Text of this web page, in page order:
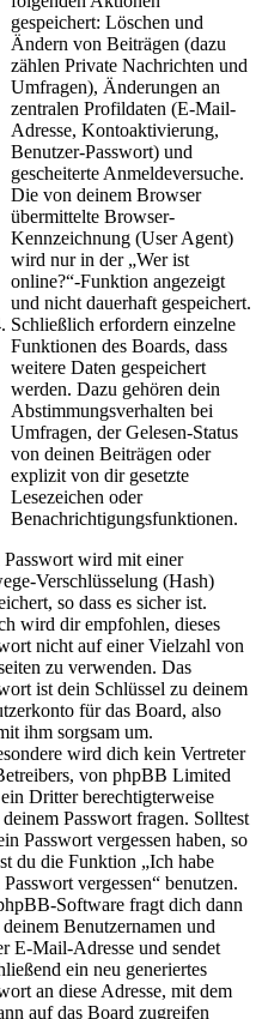
gespeichert: Löschen und
Ändern von Beiträgen (dazu
zählen Private Nachrichten und
Umfragen), Änderungen an
zentralen Profildaten (E-Mail-
Adresse, Kontoaktivierung,
Benutzer-Passwort) und
gescheiterte Anmeldeversuche.
Die von deinem Browser
übermittelte Browser-
Kennzeichnung (User Agent)
wird nur in der „Wer ist
online?“-Funktion angezeigt
und nicht dauerhaft gespeichert.
Schließlich erfordern einzelne
Funktionen des Boards, dass
weitere Daten gespeichert
werden. Dazu gehören dein
Abstimmungsverhalten bei
Umfragen, der Gelesen-Status
von deinen Beiträgen oder
explizit von dir gesetzte
Lesezeichen oder
Benachrichtigungsfunktionen.
wird mit einer
Verschlüsselung (Hash)
so dass es sicher ist.
wird dir empfohlen, dieses
nicht auf einer Vielzahl von
zu verwenden. Das
ist dein Schlüssel zu deinem
für das Board, also
ihm sorgsam um.
wird dich kein Vertreter
von phpBB Limited
Dritter berechtigterweise
deinem Passwort fragen. Solltest
Passwort vergessen haben, so
du die Funktion „Ich habe
vergessen“ benutzen.
Software fragt dich dann
Benutzernamen und
E-Mail-Adresse und sendet
ein neu generiertes
an diese Adresse, mit dem
auf das Board zugreifen